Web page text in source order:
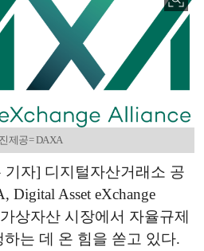
제공= DAXA
자] 디지털자산거래소 공
Digital Asset eXchange
상자산 시장에서 자율규제
는 데 온 힘을 쏟고 있다.